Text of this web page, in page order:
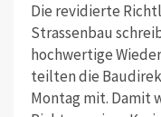
Die revidierte
Strassenbau
hochwertige
teilten die
Montag mit. Damit